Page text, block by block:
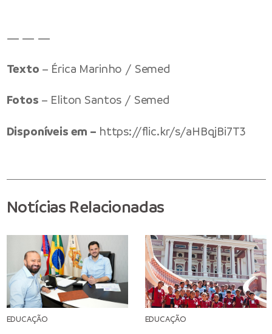
— — —
Texto – Érica Marinho / Semed
Fotos – Eliton Santos / Semed
Disponíveis em – https://flic.kr/s/aHBqjBi7T3
Notícias Relacionadas
EDUCAÇÃO EDUCAÇÃO